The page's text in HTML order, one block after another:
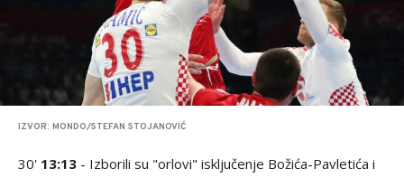
IZVOR: MONDO/STEFAN STOJANOVIĆ
30' 13:13 - Izborili su "orlovi" isključenje Božića-Pavletića i